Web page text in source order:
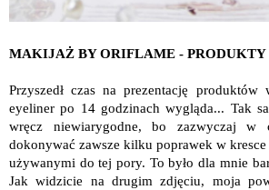
MAKIJAŻ BY ORIFLAME -
Przyszedł czas na prezentację
eyeliner po 14 godzinach wygląda... Tak
wręcz niewiarygodne, bo zazwyczaj w
dokonywać zawsze kilku poprawek w
używanymi do tej pory. To było dla mnie
Jak widzicie na drugim zdjęciu, moja